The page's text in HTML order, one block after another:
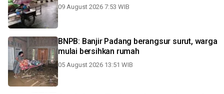
09 August 2026 7:53 WIB
BNPB: Banjir Padang berangsur surut, warga
mulai bersihkan rumah
05 August 2026 13:51 WIB